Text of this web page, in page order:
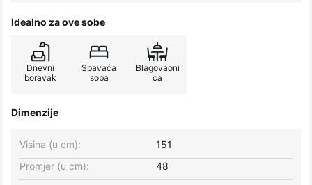
Idealno za ove sobe
Dnevni
boravak
Spavaća
soba
Blagovaoni
ca
Dimenzije
Visina (u cm):
151
Promjer (u cm):
48